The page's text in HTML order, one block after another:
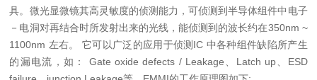
具。微光显微镜其高灵敏度的侦测能力，可侦测到半导体组件中电子
－电洞对再结合时所发射出来的光线，能侦测到的波长约在350nm ~
1100nm 左右。 它可以广泛的应用于侦测IC 中各种组件缺陷所产生
的漏电流，如： Gate oxide defects / Leakage、Latch up、ESD